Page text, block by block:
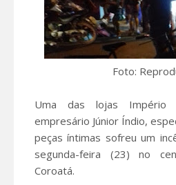
Foto:
Uma das lojas Império
empresário Júnior Índio,
peças íntimas sofreu um
segunda-feira (23) no
Coroatá.